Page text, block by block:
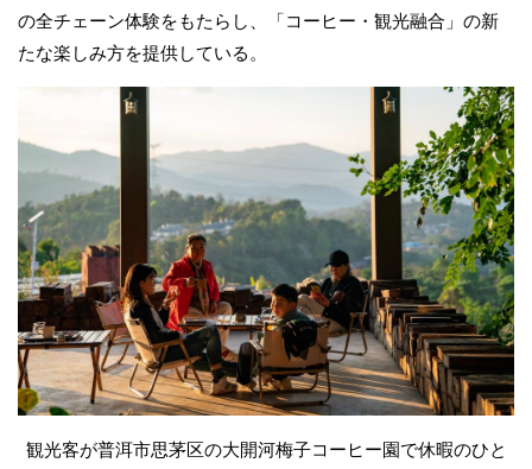
の全チェーン体験をもたらし、「コーヒー・観光融合」の新
たな楽しみ方を提供している。
観光客が普洱市思茅区の大開河梅子コーヒー園で休暇のひと